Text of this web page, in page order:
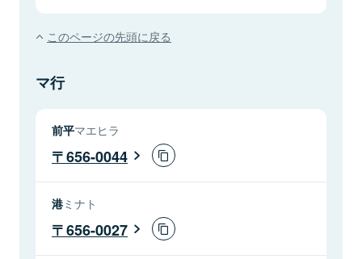
このページの先頭に戻る
マ行
前平マエヒラ
656-0044
港ミナト
656-0027